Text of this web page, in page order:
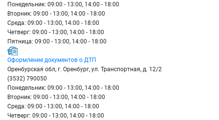
Понедельник: 09:00 - 13:00, 14:00 - 18:00
Вторник: 09:00 - 13:00, 14:00 - 18:00
Среда: 09:00 - 13:00, 14:00 - 18:00
Четверг: 09:00 - 13:00, 14:00 - 18:00
Пятница: 09:00 - 13:00, 14:00 - 18:00
Оформление документов о ДТП
Оренбурская обл, г. Оренбург, ул. Транспортная, д. 12/2
(3532) 790050
Понедельник: 09:00 - 13:00, 14:00 - 18:00
Вторник: 09:00 - 13:00, 14:00 - 18:00
Среда: 09:00 - 13:00, 14:00 - 18:00
Четверг: 09:00 - 13:00, 14:00 - 18:00